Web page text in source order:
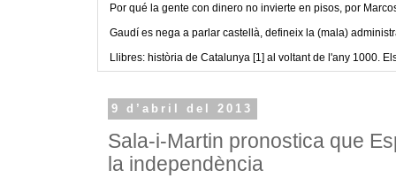
Por qué la gente con dinero no invierte en pisos, por
Gaudí es nega a parlar castellà, defineix la (mala)
Llibres: història de Catalunya [1] al voltant de l'any 1000.
9 d’abril del 2013
Sala-i-Martin pronostica que
la independència